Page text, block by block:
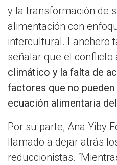
y la transformación de
alimentación con
intercultural. Lanchero
señalar que el conflicto
climático y la falta de
factores que no
ecuación alimentaria
Por su parte, Ana Yiby
llamado a dejar atrás
reduccionistas.